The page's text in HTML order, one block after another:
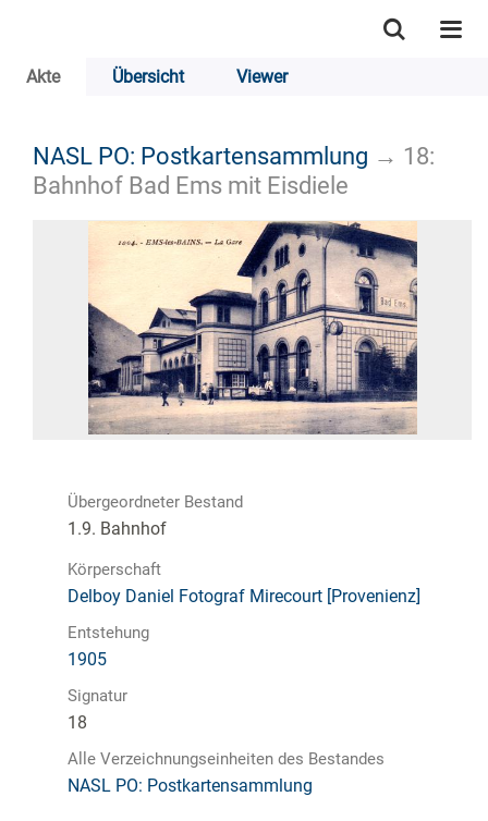
Akte Übersicht Viewer
NASL PO: Postkartensammlung → 18:
Bahnhof Bad Ems mit Eisdiele
Übergeordneter Bestand
1.9. Bahnhof
Körperschaft
Delboy Daniel Fotograf Mirecourt [Provenienz]
Entstehung
1905
Signatur
18
Alle Verzeichnungseinheiten des Bestandes
NASL PO: Postkartensammlung